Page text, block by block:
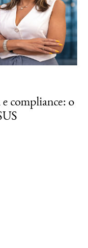
compliance: o